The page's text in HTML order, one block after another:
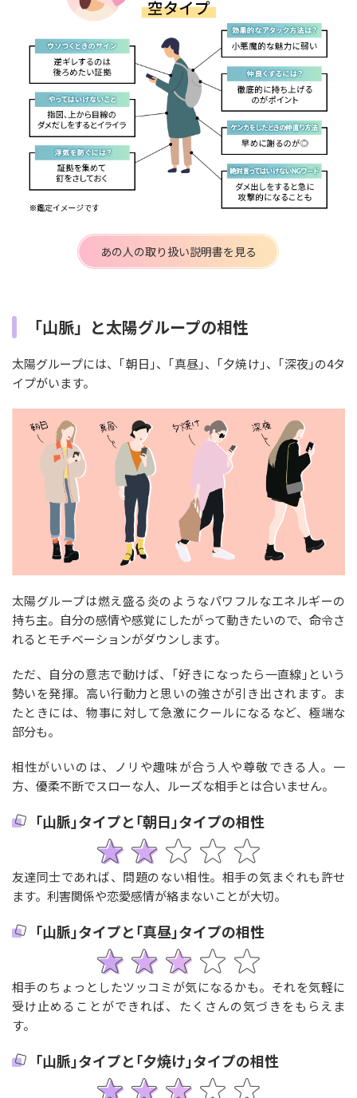
あの人の取り扱い説明書を見る
「山脈」と太陽グループの相性
太陽グループには、｢朝日｣、｢真昼｣、｢夕焼け｣、｢深夜｣の4タ
イプがいます。
太陽グループは燃え盛る炎のようなパワフルなエネルギーの
持ち主。自分の感情や感覚にしたがって動きたいので、命令さ
れるとモチベーションがダウンします。
ただ、自分の意志で動けば、｢好きになったら一直線｣という
勢いを発揮。高い行動力と思いの強さが引き出されます。ま
たときには、物事に対して急激にクールになるなど、極端な
部分も。
相性がいいのは、ノリや趣味が合う人や尊敬できる人。一
方、優柔不断でスローな人、ルーズな相手とは合いません。
｢山脈｣タイプと｢朝日｣タイプの相性
友達同士であれば、問題のない相性。相手の気まぐれも許せ
ます。利害関係や恋愛感情が絡まないことが大切。
｢山脈｣タイプと｢真昼｣タイプの相性
相手のちょっとしたツッコミが気になるかも。それを気軽に
受け止めることができれば、たくさんの気づきをもらえま
す。
｢山脈｣タイプと｢夕焼け｣タイプの相性